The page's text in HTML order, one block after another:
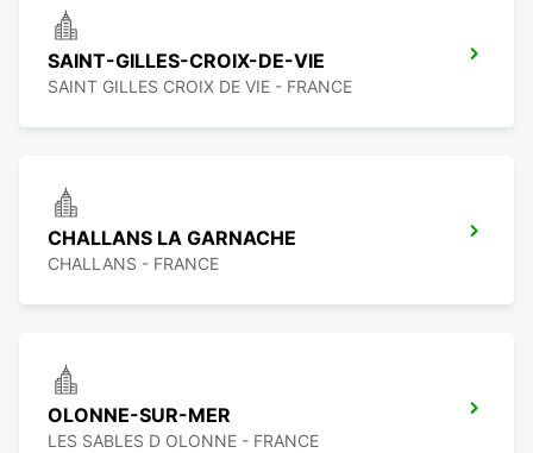
SAINT-GILLES-CROIX-DE-VIE
SAINT GILLES CROIX DE VIE - FRANCE
CHALLANS LA GARNACHE
CHALLANS - FRANCE
OLONNE-SUR-MER
LES SABLES D OLONNE - FRANCE